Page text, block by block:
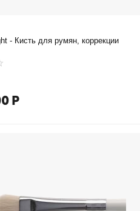
- Кисть для румян, коррекции
Р